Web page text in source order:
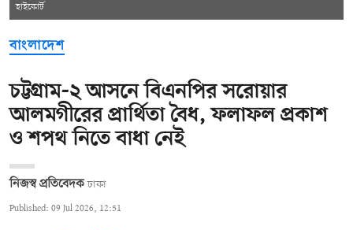
হাইকোর্ট
বাংলাদেশ
চট্টগ্রাম-২ আসনে বিএনপির সরোয়ার
আলমগীরের প্রার্থিতা বৈধ, ফলাফল প্রকাশ
ও শপথ নিতে বাধা নেই
নিজস্ব প্রতিবেদক ঢাকা
Published: 09 Jul 2026, 12:51